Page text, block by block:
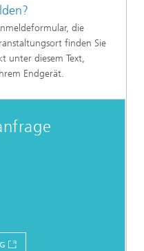
die
finden Sie
unter diesem Text,
Endgerät.